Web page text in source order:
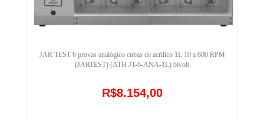
JAR TEST 6 provas analógico cubas de acrílico 1L 10 a 600 RPM
(JARTEST) (ATH JT-6-ANA-1L) bivolt
R$8.154,00